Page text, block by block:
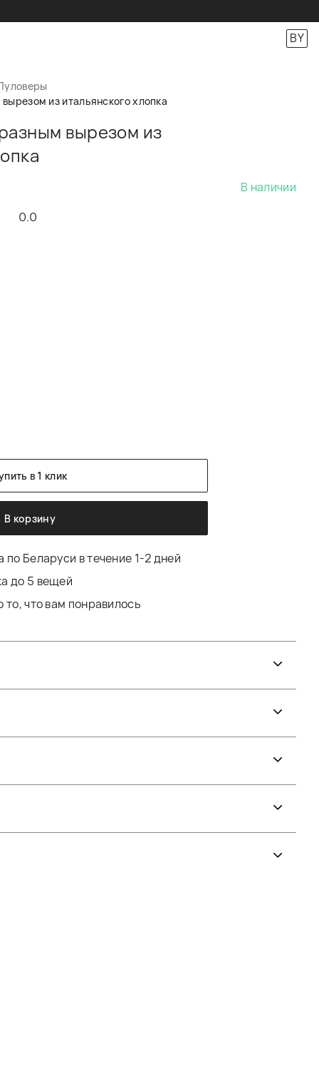
BY
из итальянского хлопка
вырезом из
В наличии
0.0
в 1 клик
В корзину
по Беларуси в течение 1-2 дней
до 5 вещей
то, что вам понравилось